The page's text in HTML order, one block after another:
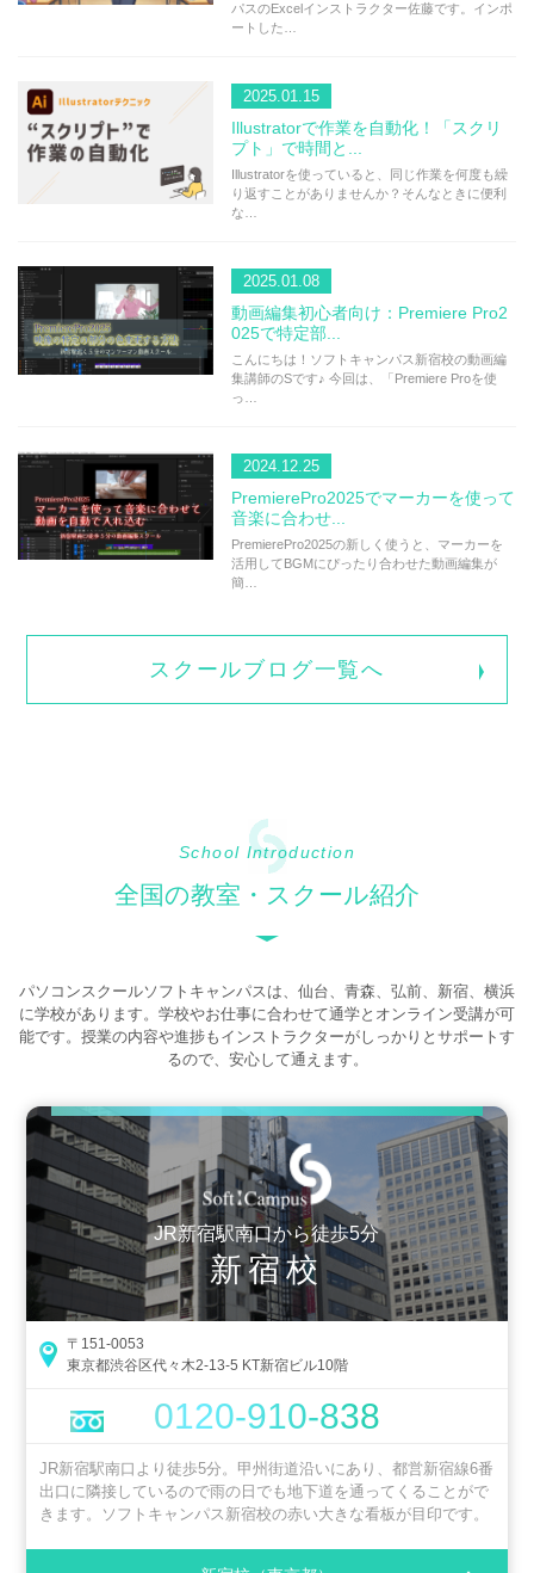
パスのExcelインストラクター佐藤です。インポ
ートした…
2025.01.15
Illustratorで作業を自動化！「スクリ
プト」で時間と...
Illustratorを使っていると、同じ作業を何度も繰
り返すことがありませんか？そんなときに便利
な…
2025.01.08
動画編集初心者向け：Premiere Pro2
025で特定部...
こんにちは！ソフトキャンパス新宿校の動画編
集講師のSです♪ 今回は、「Premiere Proを使
っ…
2024.12.25
PremierePro2025でマーカーを使って
音楽に合わせ...
PremierePro2025の新しく使うと、マーカーを
活用してBGMにぴったり合わせた動画編集が
簡…
スクールブログ一覧へ
School Introduction
全国の教室・スクール紹介
パソコンスクールソフトキャンパスは、仙台、青森、弘前、新宿、横浜
に学校があります。学校やお仕事に合わせて通学とオンライン受講が可
能です。授業の内容や進捗もインストラクターがしっかりとサポートす
るので、安心して通えます。
JR新宿駅南口から徒歩5分
新宿校
〒151-0053
東京都渋谷区代々木2-13-5 KT新宿ビル10階
0120-910-838
JR新宿駅南口より徒歩5分。甲州街道沿いにあり、都営新宿線6番
出口に隣接しているので雨の日でも地下道を通ってくることがで
きます。ソフトキャンパス新宿校の赤い大きな看板が目印です。